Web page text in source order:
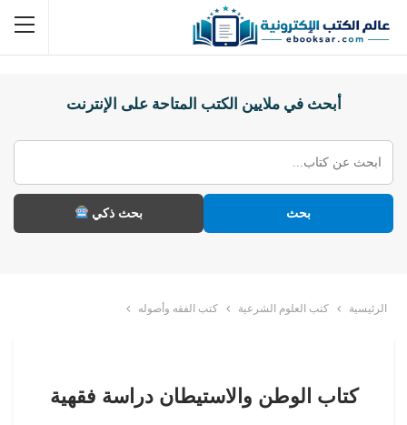
أبحث في ملايين الكتب المتاحة على الإنترنت
بحث بحث ذكي
الرئيسية كتب العلوم الشرعية كتب الفقه وأصوله
كتاب الوطن والاستيطان دراسة فقهية